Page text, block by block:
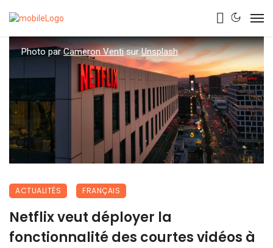
Photo parCameron VentisurUnsplash
ACTUALITÉS FRANÇAIS
Netflix veut déployer la
fonctionnalité des courtes vidéos à